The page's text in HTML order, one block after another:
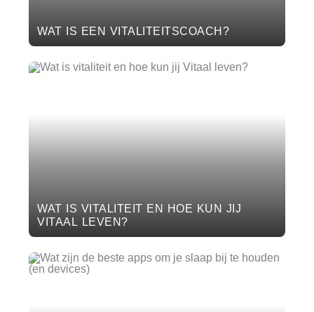
WAT IS EEN VITALITEITSCOACH?
WAT IS VITALITEIT EN HOE KUN JIJ
VITAAL LEVEN?